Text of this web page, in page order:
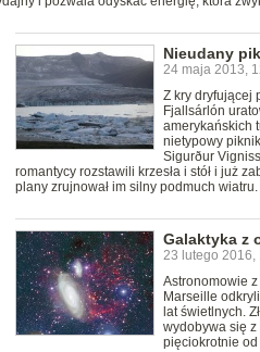
Nieudany
24 maja 2013,
Z kry dryfującej
Fjallsárlón
amerykańskich
nietypowy
Sigurður
romantycy rozstawili krzesła i stół i już
plany zrujnował im silny podmuch wiatru.
Galaktyka z
23 lutego 2016,
Astronomowie
Marseille
lat świetlnych.
wydobywa się
pięciokrotnie od